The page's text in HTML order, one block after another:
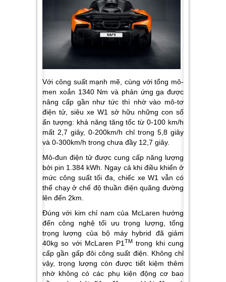
Với công suất mạnh mẽ, cùng với tổng mô-
men xoắn 1340 Nm và phản ứng ga được
nâng cấp gần như tức thì nhờ vào mô-tơ
điện tử, siêu xe W1 sở hữu những con số
ấn tượng: khả năng tăng tốc từ 0-100 km/h
mất 2,7 giây, 0-200km/h chỉ trong 5,8 giây
và 0-300km/h trong chưa đầy 12,7 giây.
Mô-đun điện tử được cung cấp năng lượng
bởi pin 1.384 kWh. Ngay cả khi điều khiển ở
mức công suất tối đa, chiếc xe W1 vẫn có
thể chạy ở chế độ thuần điện quãng đường
lên đến 2km.
Đúng với kim chỉ nam của McLaren hướng
đến công nghệ tối ưu trọng lượng, tổng
trọng lượng của bộ máy hybrid đã giảm
40kg so với McLaren P1 TM trong khi cung
cấp gần gấp đôi công suất điện. Không chỉ
vậy, trọng lượng còn được tiết kiệm thêm
nhờ không có các phụ kiện động cơ bao